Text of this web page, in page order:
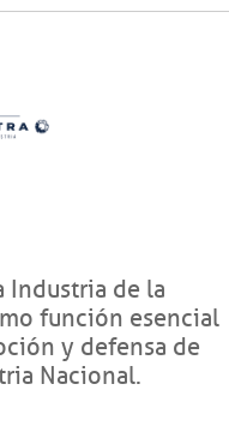
Industria de la
función esencial
y defensa de
Nacional.